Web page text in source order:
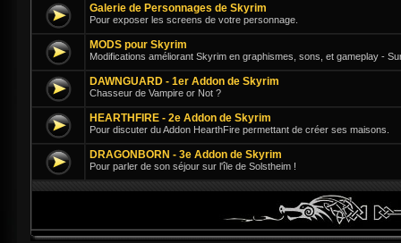
Galerie de Personnages de Skyrim
Pour exposer les screens de votre personnage.
MODS pour Skyrim
Modifications améliorant Skyrim en graphismes, sons, et gameplay -
DAWNGUARD - 1er Addon de Skyrim
Chasseur de Vampire or Not ?
HEARTHFIRE - 2e Addon de Skyrim
Pour discuter du Addon HearthFire permettant de créer ses maisons.
DRAGONBORN - 3e Addon de Skyrim
Pour parler de son séjour sur l'île de Solstheim !